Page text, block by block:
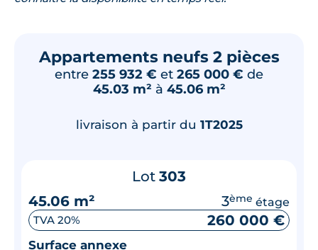
Appartements neufs 2 pièces
entre 255 932 € et 265 000 € de
45.03 m² à 45.06 m²
livraison à partir du 1T2025
Lot 303
45.06 m²
3ème étage
TVA 20% 260 000 €
Surface annexe